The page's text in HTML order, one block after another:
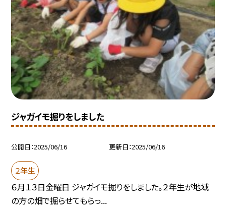
ジャガイモ掘りをしました
公開日 2025/06/16 更新日 2025/06/16
２年生
６月１３日金曜日 ジャガイモ掘りをしました。２年生が地域
の方の畑で掘らせてもらっ...